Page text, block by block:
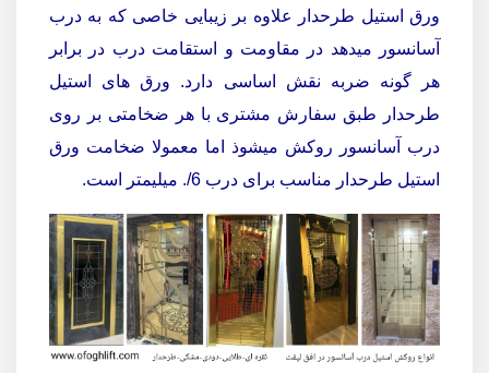
ورق استیل طرحدار علاوه بر زیبایی خاصی که به درب
آسانسور میدهد در مقاومت و استقامت درب در برابر
هر گونه ضربه نقش اساسی دارد. ورق های استیل
طرحدار طبق سفارش مشتری با هر ضخامتی بر روی
درب آسانسور روکش میشوذ اما معمولا ضخامت ورق
استیل طرحدار مناسب برای درب 6/. میلیمتر است.